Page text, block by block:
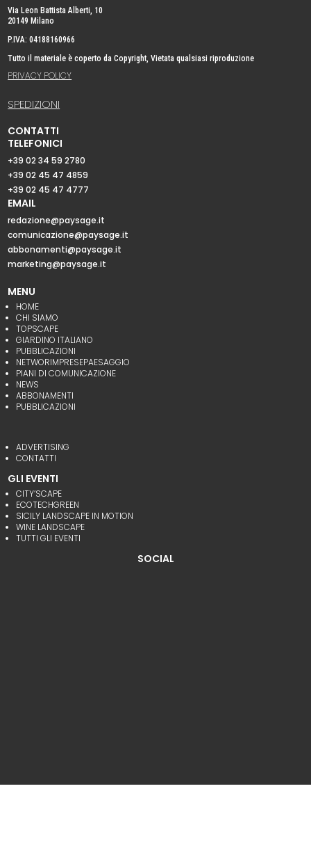
Via Leon Battista Alberti, 10
20149 Milano
P.IVA: 04188160966
Tutto il materiale è coperto da Copyright, Vietata qualsiasi riproduzione
PRIVACY POLICY
SPEDIZIONI
CONTATTI
TELEFONICI
+39 02 34 59 2780
+39 02 45 47 4859
+39 02 45 47 4777
EMAIL
redazione@paysage.it
comunicazione@paysage.it
abbonamenti@paysage.it
marketing@paysage.it
MENU
HOME
CHI SIAMO
TOPSCAPE
GIARDINO ITALIANO
PUBBLICAZIONI
NETWORIMPRESEPAESAGGIO
PIANI DI COMUNICAZIONE
NEWS
ABBONAMENTI
PUBBLICAZIONI
ADVERTISING
CONTATTI
GLI EVENTI
CITY’SCAPE
ECOTECHGREEN
SICILY LANDSCAPE IN MOTION
WINE LANDSCAPE
TUTTI GLI EVENTI
SOCIAL